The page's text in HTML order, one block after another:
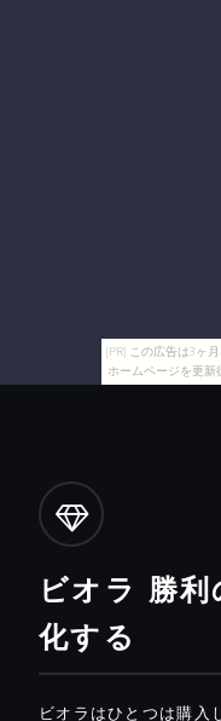
[PR] この広告は3ヶ
ホームページを更新
ビオラ 勝
化する
ビオラはひとつは購入